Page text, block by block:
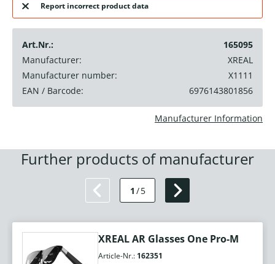
Report incorrect product data
Art.Nr.:
165095
Manufacturer:
XREAL
Manufacturer number:
X1111
EAN / Barcode:
6976143801856
Manufacturer Information
Further products of manufacturer
1 /5
XREAL AR Glasses One Pro-M
Article-Nr.: 162351